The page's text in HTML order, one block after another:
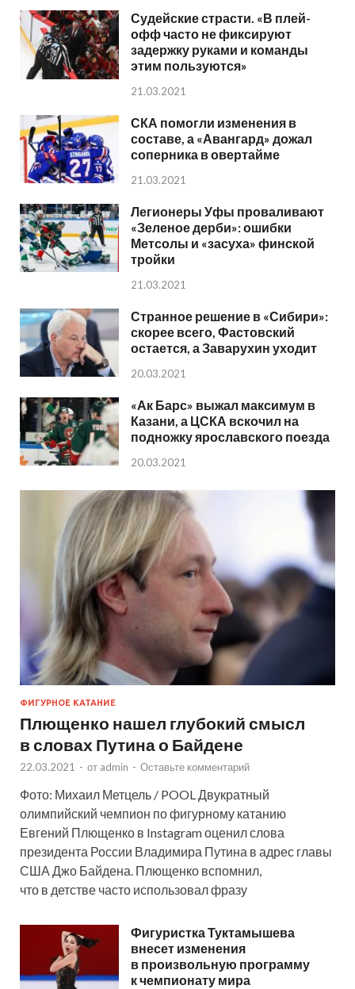
Судейские страсти. «В плей-
офф часто не фиксируют
задержку руками и команды
этим пользуются»
21.03.2021
СКА помогли изменения в
составе, а «Авангард» дожал
соперника в овертайме
21.03.2021
Легионеры Уфы проваливают
«Зеленое дерби»: ошибки
Метсолы и «засуха» финской
тройки
21.03.2021
Странное решение в «Сибири»:
скорее всего, Фастовский
остается, а Заварухин уходит
20.03.2021
«Ак Барс» выжал максимум в
Казани, а ЦСКА вскочил на
подножку ярославского поезда
20.03.2021
ФИГУРНОЕ КАТАНИЕ
Плющенко нашел глубокий смысл
в словах Путина о Байдене
22.03.2021 - от admin - Оставьте комментарий
Фото: Михаил Метцель / POOL Двукратный
олимпийский чемпион по фигурному катанию
Евгений Плющенко в Instagram оценил слова
президента России Владимира Путина в адрес главы
США Джо Байдена. Плющенко вспомнил,
что в детстве часто использовал фразу
Фигуристка Туктамышева
внесет изменения
в произвольную программу
к чемпионату мира